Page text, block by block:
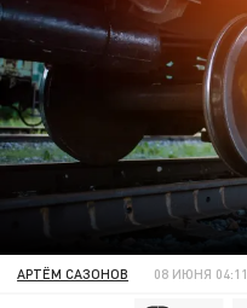
АРТЁМ САЗОНОВ 08 ИЮНЯ 04:11